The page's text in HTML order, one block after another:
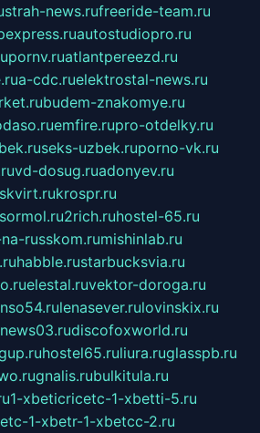
strah-news.rufreeride-team.ru
autostudiopro.ru
pornv.ruatlantpereezd.ru
a-cdc.ruelektrostal-news.ru
budem-znakomye.ru
emfire.rupro-otdelky.ru
seks-uzbek.ruporno-vk.ru
vd-dosug.ruadonyev.ru
krospr.ru
sormol.ru2rich.ruhostel-65.ru
russkom.rumishinlab.ru
habble.rustarbucksvia.ru
elestal.ruvektor-doroga.ru
lenasever.rulovinskix.ru
discofoxworld.ru
hostel65.ruliura.ruglasspb.ru
gnalis.rubulkitula.ru
1-xbeticricetc-1-xbetti-5.ru
1-xbetr-1-xbetcc-2.ru